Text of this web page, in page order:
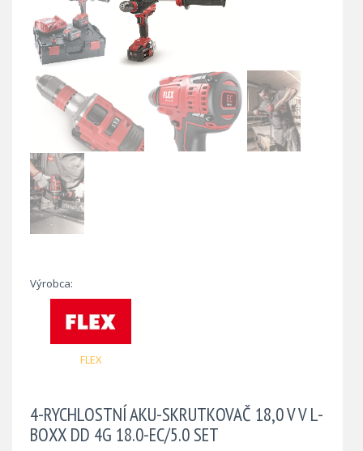
Výrobca:
FLEX
4-RYCHLOSTNÍ AKU-SKRUTKOVAČ 18,0 V V L-
BOXX DD 4G 18.0-EC/5.0 SET